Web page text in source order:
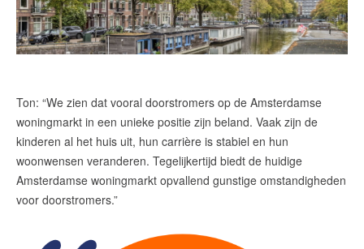
Lees de blog vanRedactie Makelaars van
Amsterdam
Makelaars van Amsterdam
amsterdam@makelaarsvan.nl
+31 (0)20 333 11 10
Ton: “We zien dat vooral doorstromers op de Amsterdamse
woningmarkt in een unieke positie zijn beland. Vaak zijn de
kinderen al het huis uit, hun carrière is stabiel en hun
woonwensen veranderen. Tegelijkertijd biedt de huidige
Amsterdamse woningmarkt opvallend gunstige omstandigheden
voor doorstromers.”